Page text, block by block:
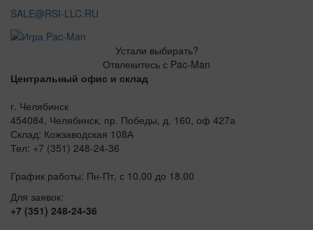
SALE@RSI-LLC.RU
Устали выбирать?
Отвлекитесь с Pac-Man
Центральный офис и склад
г. Челябинск
454084, Челябинск, пр. Победы, д. 160, оф 427а
Склад: Кожзаводская 108А
Тел: +7 (351) 248-24-36
График работы: Пн-Пт, с 10.00 до 18.00
Для заявок:
+7 (351) 248-24-36